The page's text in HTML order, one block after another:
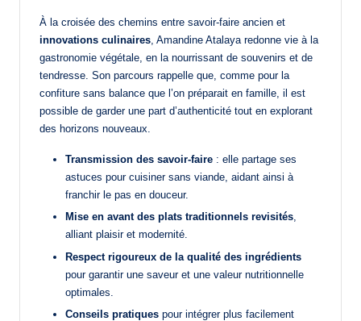
À la croisée des chemins entre savoir-faire ancien et
innovations culinaires, Amandine Atalaya redonne vie à la
gastronomie végétale, en la nourrissant de souvenirs et de
tendresse. Son parcours rappelle que, comme pour la
confiture sans balance que l’on préparait en famille, il est
possible de garder une part d’authenticité tout en explorant
des horizons nouveaux.
Transmission des savoir-faire : elle partage ses
astuces pour cuisiner sans viande, aidant ainsi à
franchir le pas en douceur.
Mise en avant des plats traditionnels revisités,
alliant plaisir et modernité.
Respect rigoureux de la qualité des ingrédients
pour garantir une saveur et une valeur nutritionnelle
optimales.
Conseils pratiques pour intégrer plus facilement